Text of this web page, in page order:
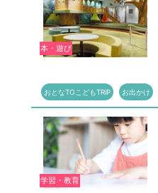
本・遊び
おとなTOこどもTRiP お出かけ
学習・教育